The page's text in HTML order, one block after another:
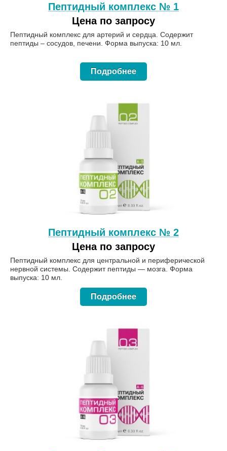
Пептидный комплекс № 1
Цена по запросу
Пептидный комплекс для артерий и сердца. Содержит
пептиды – сосудов, печени. Форма выпуска: 10 мл.
Подробнее
Пептидный комплекс № 2
Цена по запросу
Пептидный комплекс для центральной и периферической
нервной системы. Содержит пептиды — мозга. Форма
выпуска: 10 мл.
Подробнее